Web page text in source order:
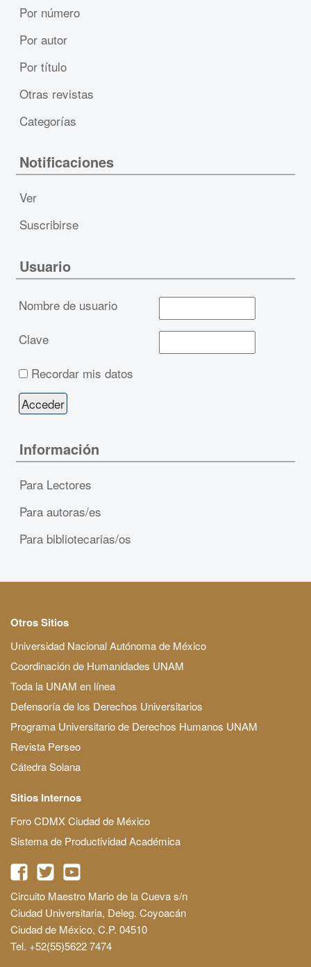
Por número
Por autor
Por título
Otras revistas
Categorías
Notificaciones
Ver
Suscribirse
Usuario
Nombre de usuario
Clave
Recordar mis datos
Información
Para Lectores
Para autoras/es
Para bibliotecarias/os
Otros Sitios
Universidad Nacional Autónoma de México
Coordinación de Humanidades UNAM
Toda la UNAM en línea
Defensoría de los Derechos Universitarios
Programa Universitario de Derechos Humanos UNAM
Revista Perseo
Cátedra Solana
Sitios Internos
Foro CDMX Ciudad de México
Sistema de Productividad Académica
Circuito Maestro Mario de la Cueva s/n
Ciudad Universitaria, Deleg. Coyoacán
Ciudad de México, C.P. 04510
Tel. +52(55)5622 7474